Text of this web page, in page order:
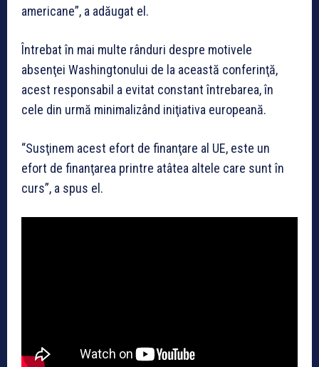
americane”, a adăugat el.
Întrebat în mai multe rânduri despre motivele
absenţei Washingtonului de la această conferinţă,
acest responsabil a evitat constant întrebarea, în
cele din urmă minimalizând iniţiativa europeană.
“Susţinem acest efort de finanţare al UE, este un
efort de finanţarea printre atâtea altele care sunt în
curs”, a spus el.